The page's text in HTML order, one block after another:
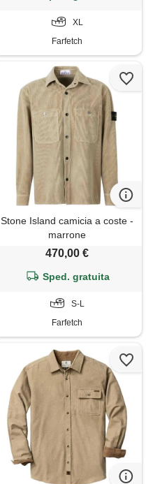
XL
Farfetch
Stone Island camicia a coste -
marrone
470,00 €
Sped. gratuita
S-L
Farfetch